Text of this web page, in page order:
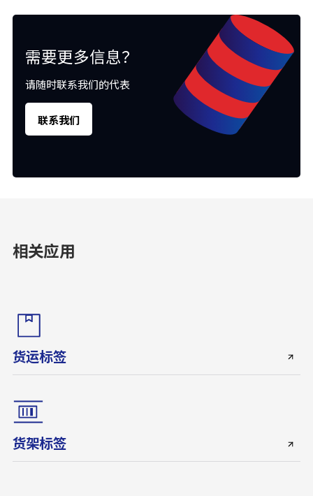
需要更多信息？
请随时联系我们的代表
联系我们
相关应用
货运标签
货架标签